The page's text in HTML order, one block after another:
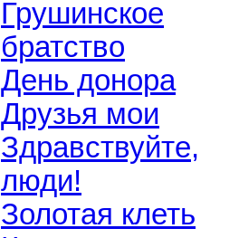
Грушинское
братство
День донора
Друзья мои
Здравствуйте,
люди!
Золотая клеть